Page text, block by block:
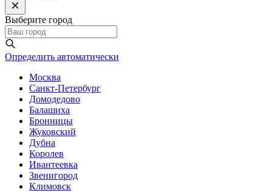
Выберите город
Определить автоматически
Москва
Санкт-Петербург
Домодедово
Балашиха
Бронницы
Жуковский
Дубна
Королев
Ивантеевка
Звенигород
Климовск